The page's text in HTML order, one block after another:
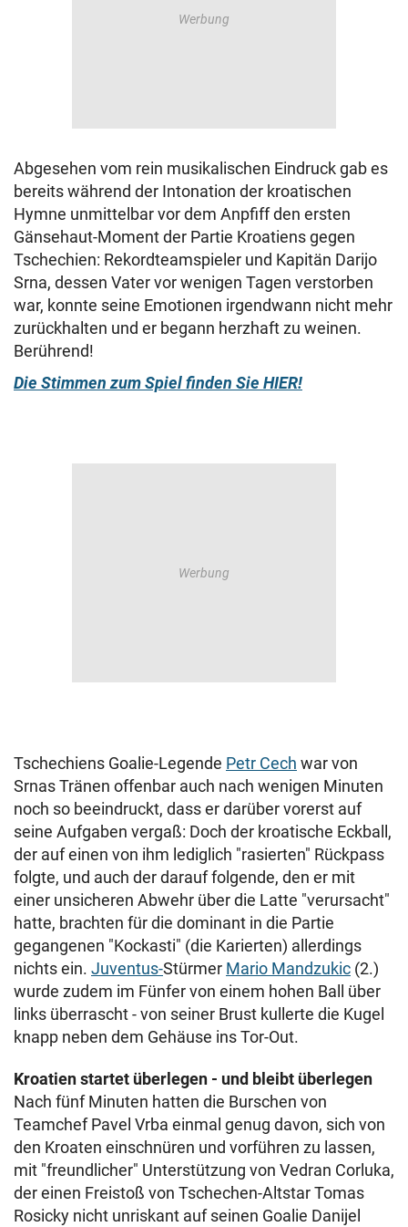
Abgesehen vom rein musikalischen Eindruck gab es
bereits während der Intonation der kroatischen
Hymne unmittelbar vor dem Anpfiff den ersten
Gänsehaut-Moment der Partie Kroatiens gegen
Tschechien: Rekordteamspieler und Kapitän Darijo
Srna, dessen Vater vor wenigen Tagen verstorben
war, konnte seine Emotionen irgendwann nicht mehr
zurückhalten und er begann herzhaft zu weinen.
Berührend!
Die Stimmen zum Spiel finden Sie HIER!
Tschechiens Goalie-Legende Petr Cech war von
Srnas Tränen offenbar auch nach wenigen Minuten
noch so beeindruckt, dass er darüber vorerst auf
seine Aufgaben vergaß: Doch der kroatische Eckball,
der auf einen von ihm lediglich "rasierten" Rückpass
folgte, und auch der darauf folgende, den er mit
einer unsicheren Abwehr über die Latte "verursacht"
hatte, brachten für die dominant in die Partie
gegangenen "Kockasti" (die Karierten) allerdings
nichts ein. Juventus-Stürmer Mario Mandzukic (2.)
wurde zudem im Fünfer von einem hohen Ball über
links überrascht - von seiner Brust kullerte die Kugel
knapp neben dem Gehäuse ins Tor-Out.
Kroatien startet überlegen - und bleibt überlegen
Nach fünf Minuten hatten die Burschen von
Teamchef Pavel Vrba einmal genug davon, sich von
den Kroaten einschnüren und vorführen zu lassen,
mit "freundlicher" Unterstützung von Vedran Corluka,
der einen Freistoß von Tschechen-Altstar Tomas
Rosicky nicht unriskant auf seinen Goalie Danijel